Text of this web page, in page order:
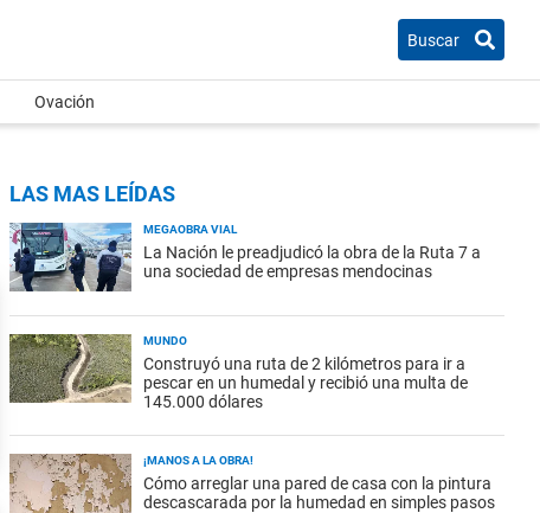
Buscar
Ovación
LAS MAS LEÍDAS
MEGAOBRA VIAL
La Nación le preadjudicó la obra de la Ruta 7 a
una sociedad de empresas mendocinas
MUNDO
Construyó una ruta de 2 kilómetros para ir a
pescar en un humedal y recibió una multa de
145.000 dólares
¡MANOS A LA OBRA!
Cómo arreglar una pared de casa con la pintura
descascarada por la humedad en simples pasos